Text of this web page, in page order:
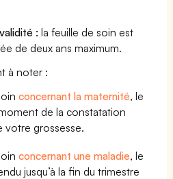
: la feuille de soin est
de deux ans maximum.
à noter :
concernant la maternité, le
de la constatation
votre grossesse.
concernant une maladie, le
jusqu’à la fin du trimestre